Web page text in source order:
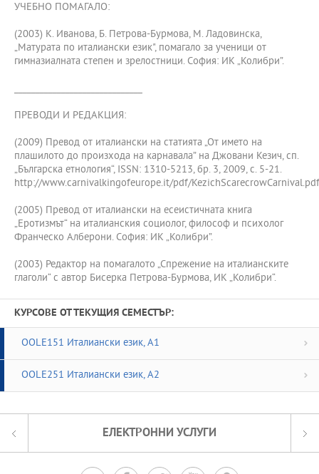
УЧЕБНО ПОМАГАЛО:
(2003) К. Иванова, Б. Петрова-Бурмова, М. Ладовинска,
„Матурата по италиански език", помагало за ученици от
гимназиалната степен и зрелостници. София: ИК „Колибри”.
ПРЕВОДИ И РЕДАКЦИЯ:
(2009) Превод от италиански на статията „От името на
плашилото до произхода на карнавала” на Джовани Кезич, сп.
„Българска етнология“, ISSN: 1310-5213, бр. 3, 2009, с. 5-21.
http://www.carnivalkingofeurope.it/pdf/KezichScarecrowCarnival.pdf
(2005) Превод от италиански на есеистичната книга
„Еротизмът“ на италианския социолог, философ и психолог
Франческо Алберони. София: ИК „Колибри”.
(2003) Редактор на помагалото „Спрежение на италианските
глаголи“ с автор Бисерка Петрова-Бурмова, ИК „Колибри“.
КУРСОВЕ ОТ ТЕКУЩИЯ СЕМЕСТЪР:
OOLE151 Италиански език, A1
OOLE251 Италиански език, A2
ЕЛЕКТРОННИ УСЛУГИ